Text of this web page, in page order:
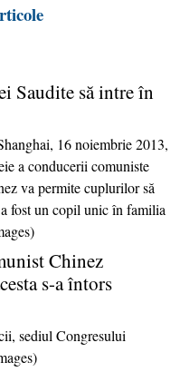
Saudite să intre în
Chinez
s-a întors